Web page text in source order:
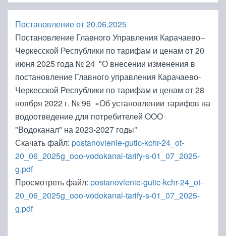
Постановление от 20.06.2025
Постановление Главного Управления Карачаево-­
Черкесской Республики по тарифам и ценам от 20
июня 2025 года № 24 "О внесении изменения в
постановление Главного управления Карачаево-
Черкесской Республики по тарифам и ценам от 28
ноября 2022 г. № 96 «Об установлении тарифов на
водоотведение для потребителей ООО
"Водоканал" на 2023-2027 годы"
Скачать файл: postanovlenie-gutic-kchr-24_ot-
20_06_2025g_ooo-vodokanal-tarify-s-01_07_2025-
g.pdf
Просмотреть файл: postanovlenie-gutic-kchr-24_ot-
20_06_2025g_ooo-vodokanal-tarify-s-01_07_2025-
g.pdf